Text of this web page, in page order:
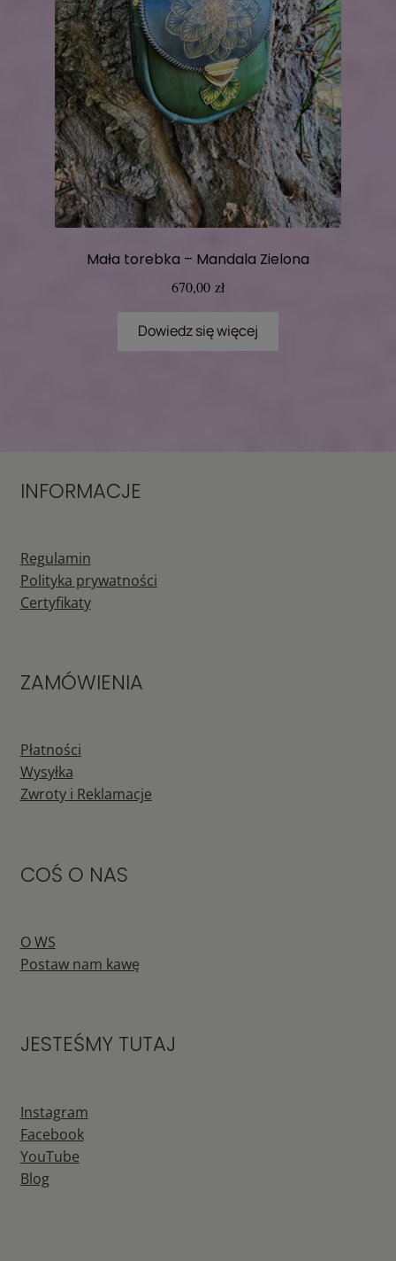
Mała torebka – Mandala Zielona
670,00 zł
Dowiedz się więcej
INFORMACJE
Regulamin
Polityka prywatności
Certyfikaty
ZAMÓWIENIA
Płatności
Wysyłka
Zwroty i Reklamacje
COŚ O NAS
O WS
Postaw nam kawę
JESTEŚMY TUTAJ
Instagram
Facebook
YouTube
Blog